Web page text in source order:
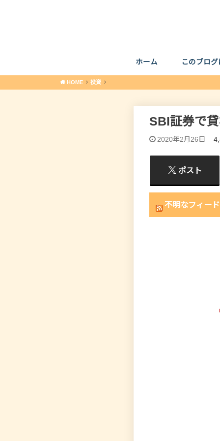
ホーム このブロ
HOME 投資
SBI証券で
2020年2月26日
ポスト
不明なフィード